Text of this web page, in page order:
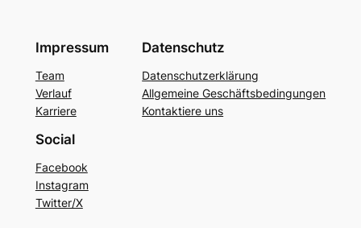
Impressum
Team
Verlauf
Karriere
Datenschutz
Datenschutzerklärung
Allgemeine Geschäftsbedingungen
Kontaktiere uns
Social
Facebook
Instagram
Twitter/X